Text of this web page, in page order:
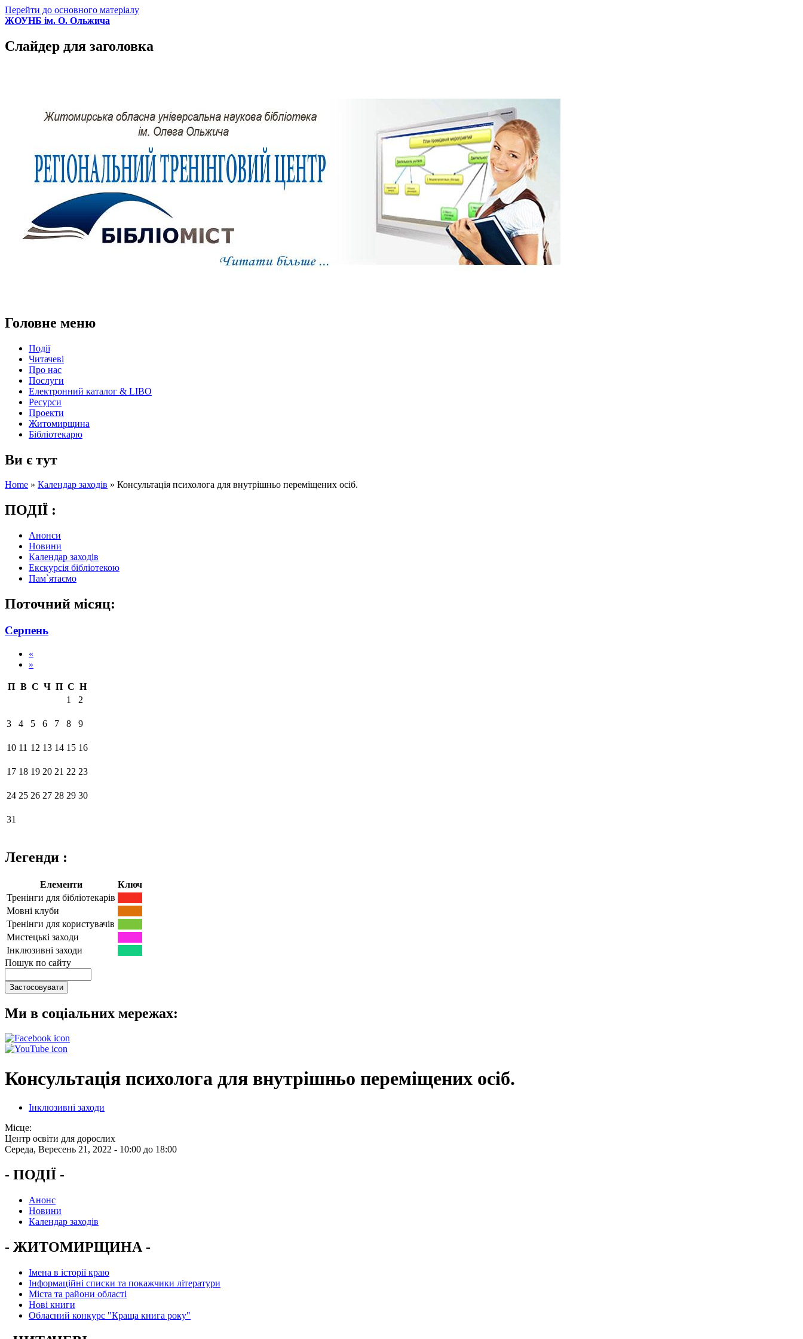
Перейти до основного матеріалу
ЖОУНБ ім. О. Ольжича
Слайдер для заголовка
Головне меню
Події
Читачеві
Про нас
Послуги
Електронний каталог & LIBO
Ресурси
Проекти
Житомирщина
Бібліотекарю
Ви є тут
Home » Календар заходів » Консультація психолога для внутрішньо переміщених осіб.
ПОДІЇ :
Анонси
Новини
Календар заходів
Екскурсія бібліотекою
Пам`ятаємо
Поточний місяц:
Серпень
«
»
П В С Ч П С Н
1
2
3 4 5 6 7 8 9
10 11 12 13 14 15 16
17 18 19 20 21 22 23
24 25 26 27 28 29 30
31
Легенди :
Елементи
Ключ
Тренінги для бібліотекарів
Мовні клуби
Тренінги для користувачів
Мистецькі заходи
Інклюзивні заходи
Пошук по сайту
Ми в соціальних мережах:
Консультація психолога для внутрішньо переміщених осіб.
Інклюзивні заходи
Місце:
Центр освіти для дорослих
Середа, Вересень 21, 2022 - 10:00 до 18:00
- ПОДІЇ -
Анонс
Новини
Календар заходів
- ЖИТОМИРЩИНА -
Імена в історії краю
Інформаційні списки та покажчики літератури
Міста та райони області
Нові книги
Обласний конкурс "Краща книга року"